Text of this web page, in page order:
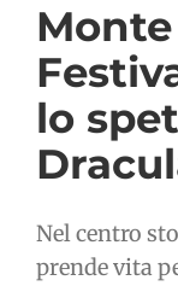
lo
Nel centro
prende vita